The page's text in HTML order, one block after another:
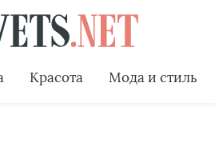
Красота Мода и стиль